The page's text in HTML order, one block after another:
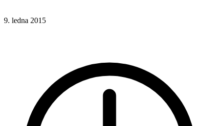
9. ledna 2015